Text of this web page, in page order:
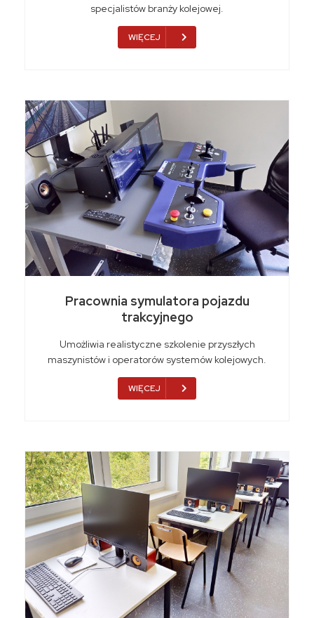
specjalistów branży kolejowej.
WIĘCEJ
Pracownia symulatora pojazdu
trakcyjnego
Umożliwia realistyczne szkolenie przyszłych
maszynistów i operatorów systemów kolejowych.
WIĘCEJ